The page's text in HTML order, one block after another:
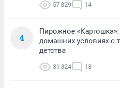
57 829 14
4
Пирожное
домашних условиях с
детства
31 324 18